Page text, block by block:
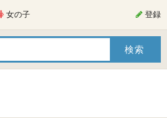
女の子 登録